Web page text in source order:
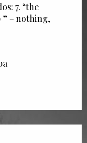
7. “the
– nothing​,​